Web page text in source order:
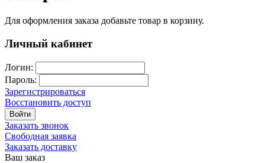
Для оформления заказа добавьте товар в корзину.
Личный кабинет
Логин:
Пароль:
Зарегистрироваться
Восстановить доступ
Войти
Заказать звонок
Свободная заявка
Заказать доставку
Ваш заказ